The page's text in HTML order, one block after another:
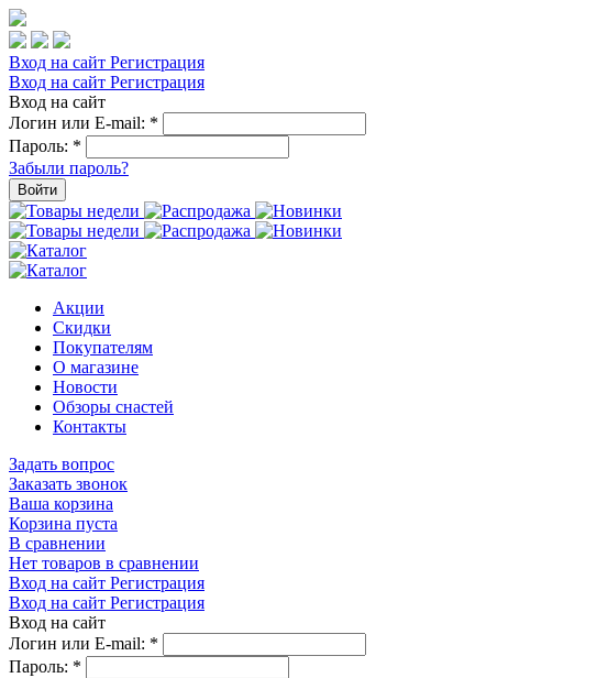
Вход на сайт Регистрация
Вход на сайт Регистрация
Вход на сайт
Логин или E-mail: *
Пароль: *
Забыли пароль?
Войти
Акции
Скидки
Покупателям
О магазине
Новости
Обзоры снастей
Контакты
Задать вопрос
Заказать звонок
Ваша корзина
Корзина пуста
В сравнении
Нет товаров в сравнении
Вход на сайт Регистрация
Вход на сайт Регистрация
Вход на сайт
Логин или E-mail: *
Пароль: *